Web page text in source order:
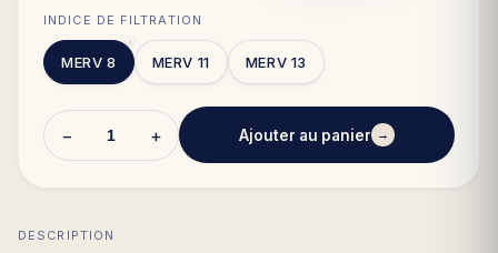
INDICE DE FILTRATION
MERV 8
🔥
MERV 11 MERV 13
− + Ajouter au panier →
DESCRIPTION